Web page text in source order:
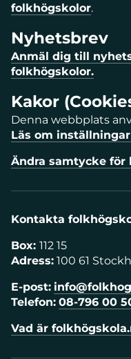
folkhögskolor.
Nyhetsbrev
Anmäl dig till
folkhögskolor.
Kakor
Denna webbplats
Läs om
Ändra samtycke för
Kontakta
Box: 112 15
Adress: 100 61
E-post:
Telefon: 08-796 00
Vad är